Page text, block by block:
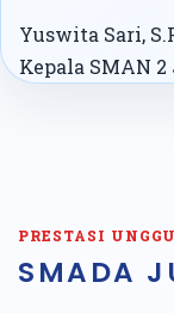
Yuswita Sari,
Kepala SMAN 2
PRESTASI
SMADA